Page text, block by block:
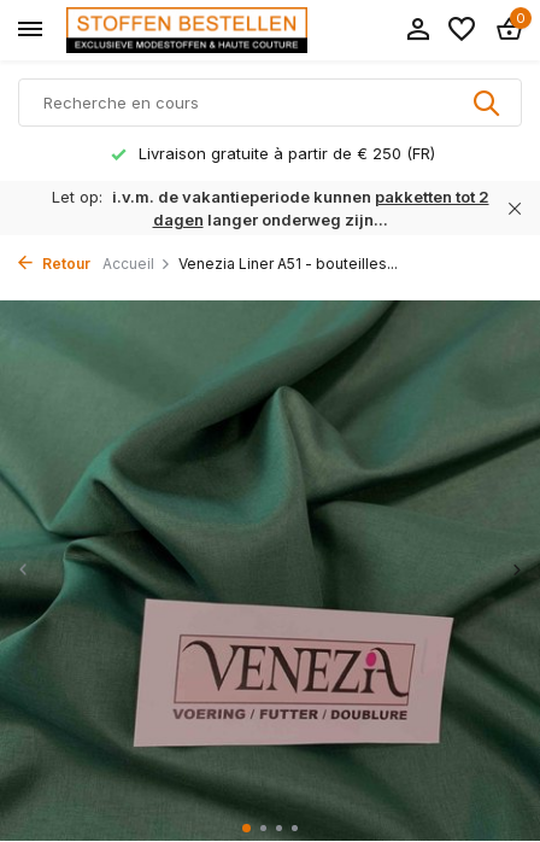
0
Livraison gratuite à partir de € 250 (FR)
Let op: i.v.m. de vakantieperiode kunnen pakketten tot 2
dagen langer onderweg zijn...
Retour Accueil Venezia Liner A51 - bouteilles...